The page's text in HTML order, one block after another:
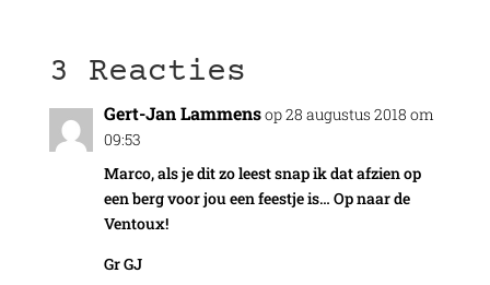
3 Reacties
Gert-Jan Lammensop 28 augustus 2018 om
09:53
Marco, als je dit zo leest snap ik dat afzien op
een berg voor jou een feestje is… Op naar de
Ventoux!
Gr GJ